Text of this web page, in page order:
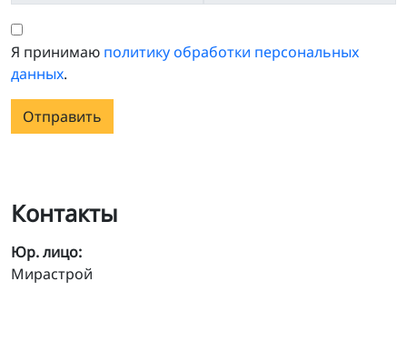
Я принимаю политику обработки персональных
данных.
Отправить
Контакты
Юр. лицо:
Мирастрой